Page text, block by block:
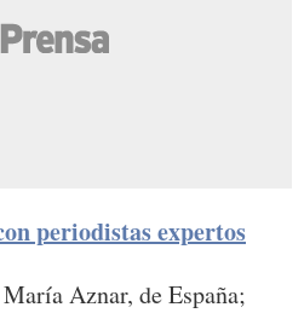
periodistas expertos
Aznar, de España;